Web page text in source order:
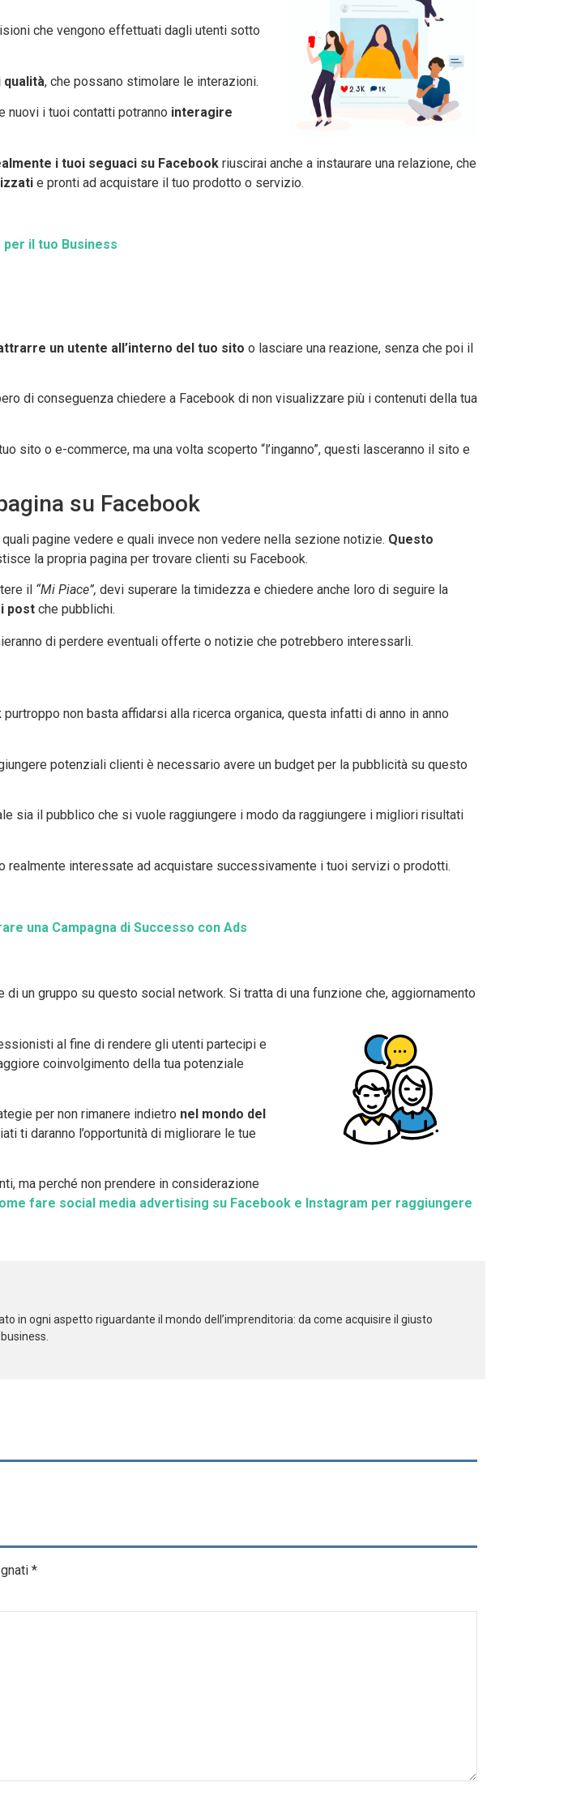
che vengono effettuati dagli utenti sotto
qualità, che possano stimolare le interazioni.
nuovi i tuoi contatti potranno interagire
i tuoi seguaci su Facebook riuscirai anche a instaurare una relazione, che
e pronti ad acquistare il tuo prodotto o servizio.
per il tuo Business
un utente all’interno del tuo sito o lasciare una reazione, senza che poi il
di conseguenza chiedere a Facebook di non visualizzare più i contenuti della tua
sito o e-commerce, ma una volta scoperto “l’inganno”, questi lasceranno il sito e
su Facebook
pagine vedere e quali invece non vedere nella sezione notizie. Questo
la propria pagina per trovare clienti su Facebook.
il “Mi Piace”, devi superare la timidezza e chiedere anche loro di seguire la
post che pubblichi.
di perdere eventuali offerte o notizie che potrebbero interessarli.
purtroppo non basta affidarsi alla ricerca organica, questa infatti di anno in anno
potenziali clienti è necessario avere un budget per la pubblicità su questo
sia il pubblico che si vuole raggiungere i modo da raggiungere i migliori risultati
interessate ad acquistare successivamente i tuoi servizi o prodotti.
una Campagna di Successo con Ads
di un gruppo su questo social network. Si tratta di una funzione che, aggiornamento
al fine di rendere gli utenti partecipi e
coinvolgimento della tua potenziale
per non rimanere indietro nel mondo del
ti daranno l’opportunità di migliorare le tue
ma perché non prendere in considerazione
fare social media advertising su Facebook e Instagram per raggiungere
in ogni aspetto riguardante il mondo dell’imprenditoria: da come acquisire il giusto
*